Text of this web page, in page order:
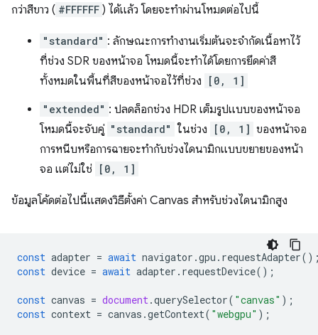
กว่าสีขาว ( #FFFFFF ) ได้แล้ว โดยจะทำผ่านโหมดต่อไปนี้
"standard" : ลักษณะการทำงานเริ่มต้นจะจำกัดเนื้อหาไว้
ที่ช่วง SDR ของหน้าจอ โหมดนี้จะทําได้โดยการยึดค่าสี
ทั้งหมดในพื้นที่สีของหน้าจอไว้ที่ช่วง
[0, 1]
"extended" : ปลดล็อกช่วง HDR เต็มรูปแบบของหน้าจอ
โหมดนี้จะจับคู่ "standard" ในช่วง [0, 1] ของหน้าจอ
การหนีบหรือการฉายจะทำกับช่วงไดนามิกแบบขยายของหน้า
จอ แต่ไม่ใช่
[0, 1]
ข้อมูลโค้ดต่อไปนี้แสดงวิธีตั้งค่า Canvas สำหรับช่วงไดนามิกสูง
const adapter = await navigator .gpu . requestAdapter
const device = await adapter . requestDevice();
const canvas = document.querySelector( "canvas" );
const context = canvas .getContext( "webgpu" );